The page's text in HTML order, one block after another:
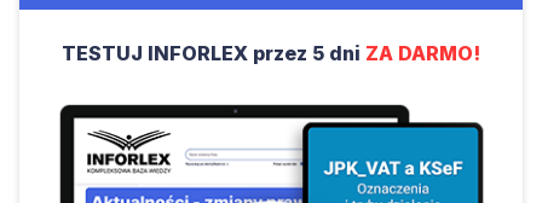
TESTUJ INFORLEX przez 5 dni ZA DARMO!